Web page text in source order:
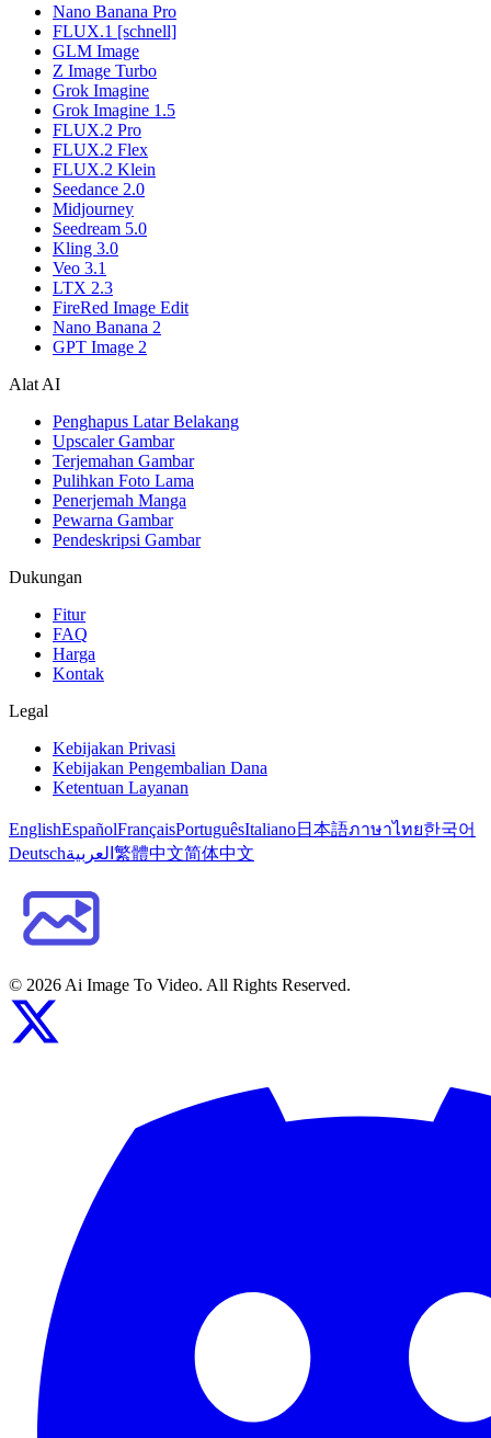
Nano Banana Pro
FLUX.1 [schnell]
GLM Image
Z Image Turbo
Grok Imagine
Grok Imagine 1.5
FLUX.2 Pro
FLUX.2 Flex
FLUX.2 Klein
Seedance 2.0
Midjourney
Seedream 5.0
Kling 3.0
Veo 3.1
LTX 2.3
FireRed Image Edit
Nano Banana 2
GPT Image 2
Alat AI
Penghapus Latar Belakang
Upscaler Gambar
Terjemahan Gambar
Pulihkan Foto Lama
Penerjemah Manga
Pewarna Gambar
Pendeskripsi Gambar
Dukungan
Fitur
FAQ
Harga
Kontak
Legal
Kebijakan Privasi
Kebijakan Pengembalian Dana
Ketentuan Layanan
EnglishEspañolFrançaisPortuguêsItaliano日本語ภาษาไทย한국어
Deutschالعربية 繁體中文简体中文
© 2026 Ai Image To Video. All Rights Reserved.